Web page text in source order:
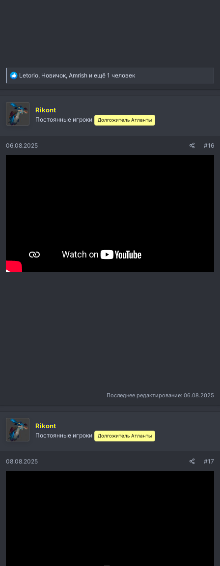
Р
е
к
ц
и
и
:
Letorio, Новичок, Amrish и ещё 1 человек
Rikont
Постоянные игроки Долгожитель Атланты
06.08.2025 #16
Последнее редактирование: 06.08.2025
Rikont
Постоянные игроки Долгожитель Атланты
08.08.2025 #17